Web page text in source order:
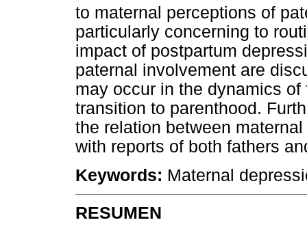
to maternal perceptions of
particularly concerning to
impact of postpartum
paternal involvement are
may occur in the dynamics
transition to parenthood.
the relation between
with reports of both fathers
Keywords: Maternal
RESUMEN